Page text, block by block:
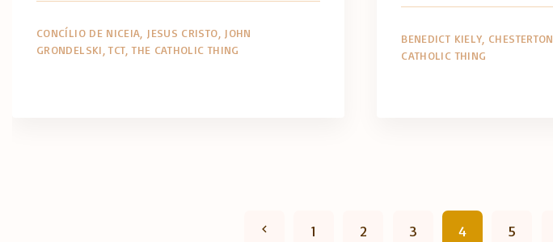
CONCÍLIO DE NICEIA JESUS CRISTO JOHN
GRONDELSKI TCT THE CATHOLIC THING
BENEDICT KIELY CHESTERTON
CATHOLIC THING
P 1 2 3 4 5